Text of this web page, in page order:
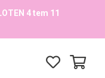
4 tem 11